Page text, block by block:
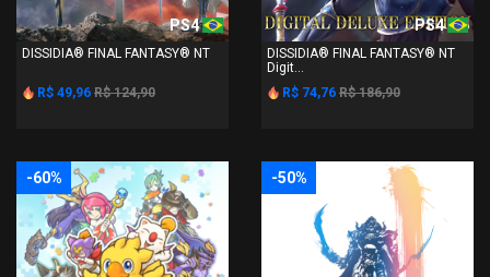
PS4
DISSIDIA® FINAL FANTASY® NT
R$ 49,96 R$ 124,90
PS4
DISSIDIA® FINAL FANTASY® NT
Digit...
R$ 74,76 R$ 186,90
-60% -50%